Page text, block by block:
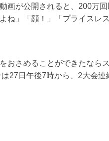
画が公開されると、200万
ね」「顔！」「プライスレ
おさめることができたなら
27日午後7時から、2大会連